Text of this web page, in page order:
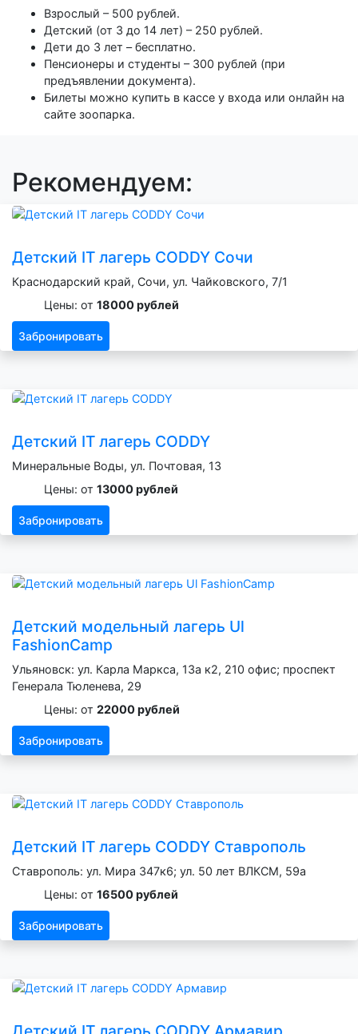
Взрослый – 500 рублей.
Детский (от 3 до 14 лет) – 250 рублей.
Дети до 3 лет – бесплатно.
Пенсионеры и студенты – 300 рублей (при
предъявлении документа).
Билеты можно купить в кассе у входа или онлайн на
сайте зоопарка.
Рекомендуем:
Детский IT лагерь CODDY Сочи
Краснодарский край, Сочи, ул. Чайковского, 7/1
Цены: от 18000 рублей
Забронировать
Детский IT лагерь CODDY
Минеральные Воды, ул. Почтовая, 13
Цены: от 13000 рублей
Забронировать
Детский модельный лагерь Ul
FashionCamp
Ульяновск: ул. Карла Маркса, 13а к2, 210 офис; проспект
Генерала Тюленева, 29
Цены: от 22000 рублей
Забронировать
Детский IT лагерь CODDY Ставрополь
Ставрополь: ул. Мира 347к6; ул. 50 лет ВЛКСМ, 59а
Цены: от 16500 рублей
Забронировать